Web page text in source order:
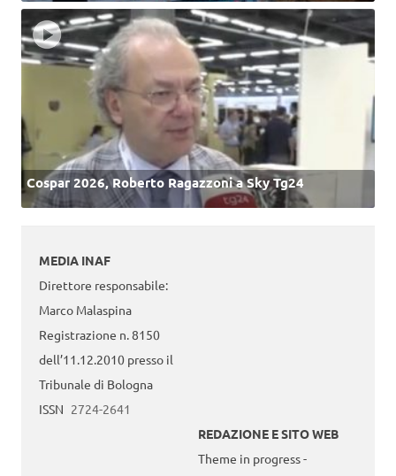
Cospar 2026, Roberto Ragazzoni a Sky Tg24
MEDIA INAF
Direttore responsabile:
Marco Malaspina
Registrazione n. 8150
dell’11.12.2010 presso il
Tribunale di Bologna
ISSN 2724-2641
REDAZIONE E SITO WEB
Theme in progress -